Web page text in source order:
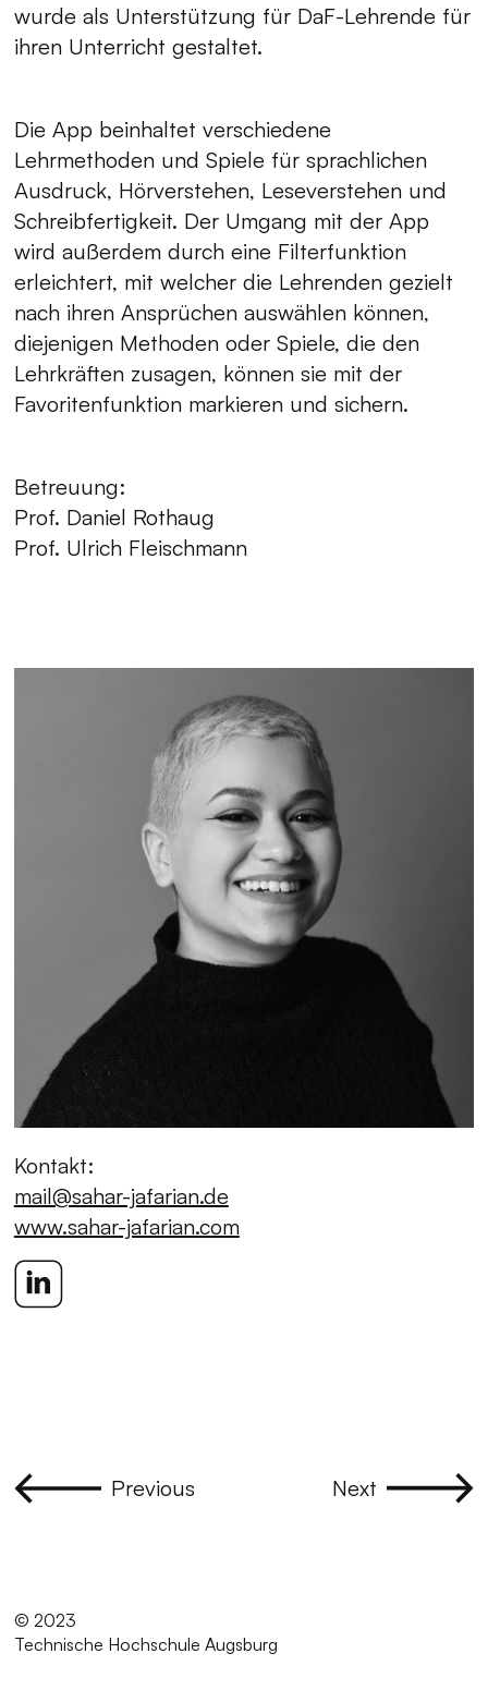
wurde als Unterstützung für DaF-Lehrende für
ihren Unterricht gestaltet.
Die App beinhaltet verschiedene
Lehrmethoden und Spiele für sprachlichen
Ausdruck, Hörverstehen, Leseverstehen und
Schreibfertigkeit. Der Umgang mit der App
wird außerdem durch eine Filterfunktion
erleichtert, mit welcher die Lehrenden gezielt
nach ihren Ansprüchen auswählen können,
diejenigen Methoden oder Spiele, die den
Lehrkräften zusagen, können sie mit der
Favoritenfunktion markieren und sichern.
Betreuung:
Prof. Daniel Rothaug
Prof. Ulrich Fleischmann
Kontakt:
mail@sahar-jafarian.de
www.sahar-jafarian.com
Previous Next
© 2023
Technische Hochschule Augsburg